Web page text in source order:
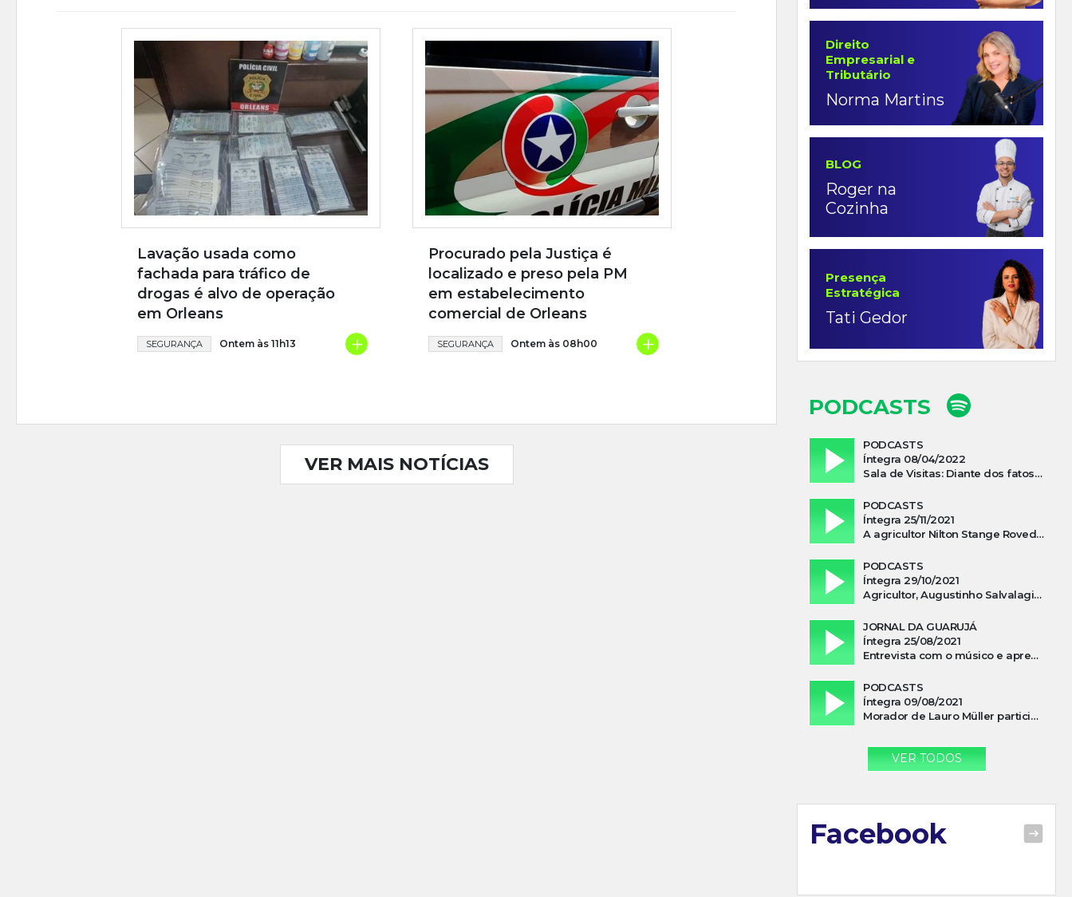
Lavação usada como
fachada para tráfico de
drogas é alvo de operação
em Orleans
SEGURANÇA Ontem às 11h13 +
Procurado pela Justiça é
localizado e preso pela PM
em estabelecimento
comercial de Orleans
SEGURANÇA Ontem às 08h00 +
VER MAIS NOTÍCIAS
Direito
Empresarial e
Tributário
Norma Martins
BLOG
Roger na
Cozinha
Presença
Estratégica
Tati Gedor
PODCASTS
PODCASTS
Íntegra 08/04/2022
Sala de Visitas: Diante dos fatos que influenciam a economia o que podemos esperar de 2022
PODCASTS
Íntegra 25/11/2021
A agricultor Nilton Stange Roveda, afirma ter recebido ajuda espiritual durante acidente
PODCASTS
Íntegra 29/10/2021
Agricultor, Augustinho Salvalagio, relata sobre aparição do Cavaleiro Negro no Rio das Furnas
JORNAL DA GUARUJÁ
Íntegra 25/08/2021
Entrevista com o músico e apresentador, Lismael Ferrareis, no Cidade e Campo
PODCASTS
Íntegra 09/08/2021
Morador de Lauro Müller participa de motociata em apoio a Bolsonaro
VER TODOS
Facebook